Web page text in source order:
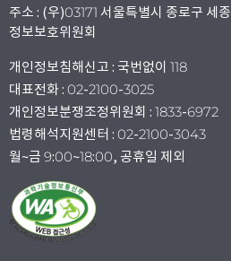
주소 : (우)03171 서울특별시 종로구 세
정보보호위원회
개인정보침해신고 : 국번없이 118
대표전화 : 02-2100-3025
개인정보분쟁조정위원회 : 1833-6972
법령해석지원센터 : 02-2100-3043
월~금 9:00~18:00, 공휴일 제외